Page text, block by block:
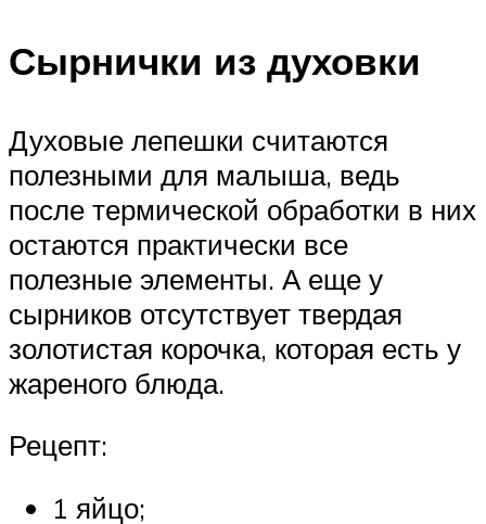
Сырнички из духовки
Духовые лепешки считаются
полезными для малыша, ведь
после термической обработки в них
остаются практически все
полезные элементы. А еще у
сырников отсутствует твердая
золотистая корочка, которая есть у
жареного блюда.
Рецепт:
1 яйцо;